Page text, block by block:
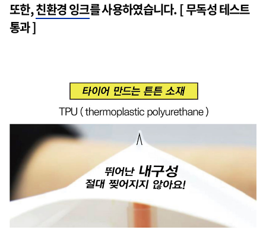
또한,친환경 잉크를 사용하였습니다. [ 무독성 테스트
통과 ]